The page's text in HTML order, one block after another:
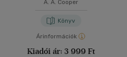
A. A. Cooper
Könyv
Árinformációk
Kiadói ár: 3 999 Ft